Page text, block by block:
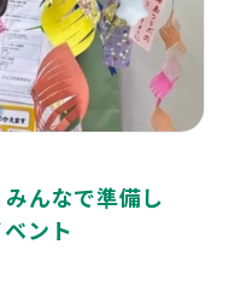
んなで準備し
ント